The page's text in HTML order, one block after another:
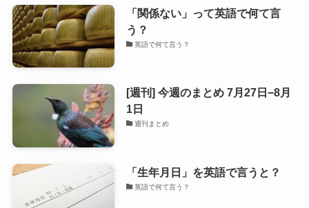
「関係ない」って英語で何て言
う？
英語で何て言う？
[週刊] 今週のまとめ 7月27日−8月
1日
週刊まとめ
「生年月日」を英語で言うと？
英語で何て言う？